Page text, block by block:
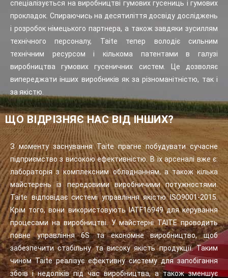
спеціалізується на виробництві гумових гусениць і гумових
прокладок. Спираючись на десятиліття досвіду досліджень
і розробок німецького партнера, а також завдяки зусиллям
технічного персоналу, Taite тепер володіє сильним
технічним ресурсом і кількома патентами в галузі
виробництва гумових гусеничних систем. Це дозволяє
випереджати інших виробників як за різноманітністю, так і
за якістю.
ЩО ВІДРІЗНЯЄ НАС ВІД ІНШИХ?
З моменту заснування Taite прагне побудувати сучасне
підприємство з високою ефективністю. В їх арсеналі вже є:
лабораторія з комплексним обладнанням, а також кілька
майстерень із передовими виробничими потужностями.
Taite відповідає системі управління якістю ISO9001-2015.
Крім того, вони використовують IATF16949 для керування
процесами на виробництві. У майстерні TAITE проводить
повне управління 6S та економне виробництво, щоб
забезпечити стабільну та високу якість продукції. Таким
чином Taite реалізує ефективну систему для запобігання
збоїв і недоліків під час виробництва, а також зменшує